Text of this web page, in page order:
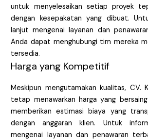
untuk menyelesaikan setiap proyek
dengan kesepakatan yang dibuat.
lanjut mengenai layanan dan
Anda dapat menghubungi tim mereka
tersedia.
Harga yang Kompetitif
Meskipun mengutamakan kualitas, CV.
tetap menawarkan harga yang
memberikan estimasi biaya yang
dengan anggaran klien. Untuk
mengenai layanan dan penawaran